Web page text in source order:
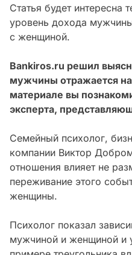
Статья будет интересна
уровень дохода
с женщиной.
Bankiros.ru решил
мужчины отражается
материале вы
эксперта,
Семейный психолог,
компании Виктор
отношения влияет не
переживание этого
женщины.
Психолог показал
мужчиной и женщиной и